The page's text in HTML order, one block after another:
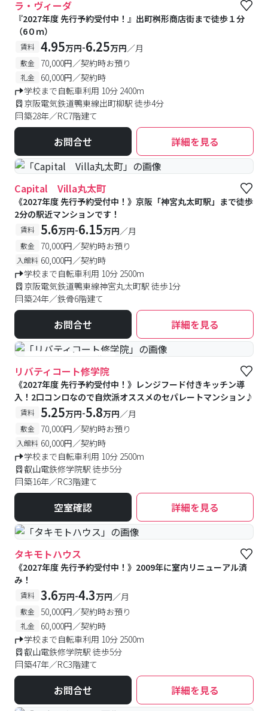
ラ・ヴィーダ
『2027年度 先行予約受付中！』出町桝形商店街まで徒歩１分
（6０ｍ）
賃料 4.95万円-6.25万円／月
敷金 70,000円／契約時お預り
礼金
60,000円／契約時
学校まで自転車利用 10分 2400m
京阪電気鉄道鴨東線出町柳駅 徒歩4分
築28年／RC7階建て
お問合せ 詳細を見る
Capital Villa丸太町
《2027年度 先行予約受付中！》京阪「神宮丸太町駅」まで徒歩
2分の駅近マンションです！
賃料 5.6万円-6.15万円／月
敷金 70,000円／契約時お預り
入館料 60,000円／契約時
学校まで自転車利用 10分 2500m
京阪電気鉄道鴨東線神宮丸太町駅 徒歩1分
築24年／鉄骨6階建て
お問合せ 詳細を見る
#予約受付中 #空室待ち
リバティコート修学院
《2027年度 先行予約受付中！》レンジフード付きキッチン導
入！2口コンロなので自炊派オススメのセパレートマンション♪
賃料 5.25万円-5.8万円／月
敷金 70,000円／契約時お預り
入館料 60,000円／契約時
学校まで自転車利用 10分 2500m
叡山電鉄修学院駅 徒歩5分
築16年／RC3階建て
空室確認 詳細を見る
タキモトハウス
《2027年度 先行予約受付中！》2009年に室内リニューアル済
み！
賃料 3.6万円-4.3万円／月
敷金 50,000円／契約時お預り
礼金
60,000円／契約時
学校まで自転車利用 10分 2500m
叡山電鉄修学院駅 徒歩5分
築47年／RC3階建て
お問合せ 詳細を見る